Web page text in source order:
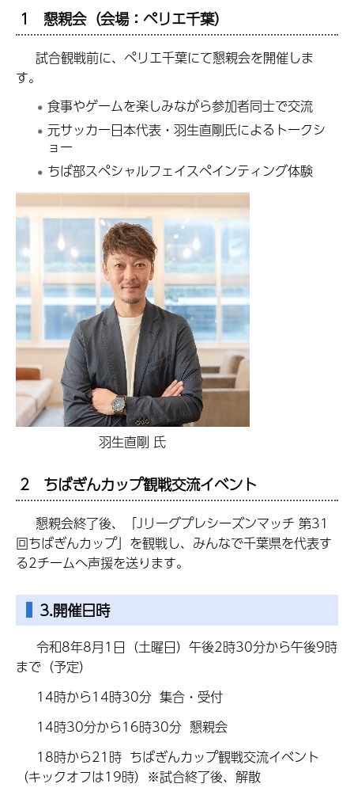
1 懇親会（会場：ペリエ千葉）
試合観戦前に、ペリエ千葉にて懇親会を開催しま
す。
食事やゲームを楽しみながら参加者同士で交流
元サッカー日本代表・羽生直剛氏によるトークシ
ョー
ちば部スペシャルフェイスペインティング体験
羽生直剛 氏
2 ちばぎんカップ観戦交流イベント
懇親会終了後、「Jリーグプレシーズンマッチ 第31
回ちばぎんカップ」を観戦し、みんなで千葉県を代表す
る2チームへ声援を送ります。
3.開催日時
令和8年8月1日（土曜日）午後2時30分から午後9時
まで（予定）
14時から14時30分 集合・受付
14時30分から16時30分 懇親会
18時から21時 ちばぎんカップ観戦交流イベント
（キックオフは19時）※試合終了後、解散